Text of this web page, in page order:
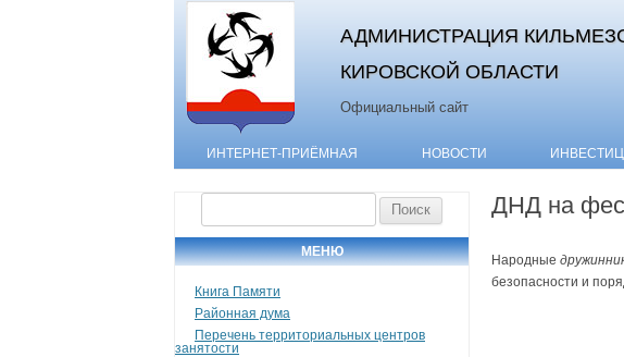
АДМИНИСТРАЦИЯ
КИРОВСКОЙ ОБЛАСТИ
Официальный сайт
ИНТЕРНЕТ-ПРИЁМНАЯ НОВОСТИ
МЕНЮ
Книга Памяти
Районная дума
Перечень территориальных центров
занятости
ДНД на
Народные
безопасности и